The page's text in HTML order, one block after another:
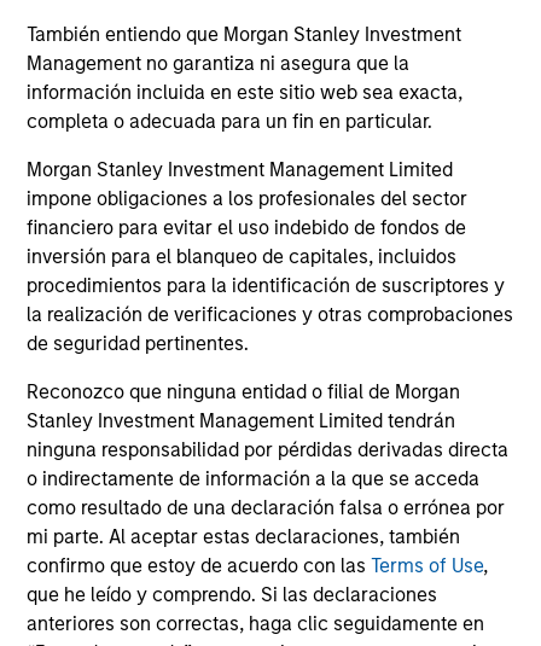
También entiendo que Morgan Stanley Investment
Management no garantiza ni asegura que la
información incluida en este sitio web sea exacta,
completa o adecuada para un fin en particular.
Morgan Stanley Investment Management Limited
impone obligaciones a los profesionales del sector
financiero para evitar el uso indebido de fondos de
inversión para el blanqueo de capitales, incluidos
procedimientos para la identificación de suscriptores y
la realización de verificaciones y otras comprobaciones
de seguridad pertinentes.
Reconozco que ninguna entidad o filial de Morgan
Stanley Investment Management Limited tendrán
ninguna responsabilidad por pérdidas derivadas directa
o indirectamente de información a la que se acceda
como resultado de una declaración falsa o errónea por
mi parte. Al aceptar estas declaraciones, también
confirmo que estoy de acuerdo con lasTerms of Use,
que he leído y comprendo. Si las declaraciones
anteriores son correctas, haga clic seguidamente en
los Estatutos y los informes anual y semestral, en alemán,
así como información adicional. El representante en Suiza
es Carnegie Fund Services S.A., 11, rue du Général-Dufour,
1204 Ginebra. El agente de pagos en Suiza es Banque
Cantonale de Genève, 17, quai de l’Ile, 1204 Ginebra.
En caso de que la sociedad gestora del fondo
correspondiente decida resolver su contrato para la
comercialización del fondo en cualquier país del EEE en
que se encuentre inscrito a tales efectos, será de
conformidad con la normativa para OICVM.
Visite nuestra página de
Glosario
para conocer los
términos y definiciones relacionados.
liquidativo (NAV) al inicio y al final del periodo una vez
descontadas las comisiones y no tienen en cuenta las
comisiones y los costes incurridos en la emisión y el
reembolso de participaciones. La fuente de todas las cifras
de rentabilidad y los datos de los índices es Morgan Stanley
Investment Management Limited ("MSIM Ltd").
El valor de las inversiones y de las rentas derivadas de ellas
puede disminuir y aumentar, por lo que un inversor podría
no recuperar el importe invertido.
No se muestran los datos de rentabilidad para los fondos